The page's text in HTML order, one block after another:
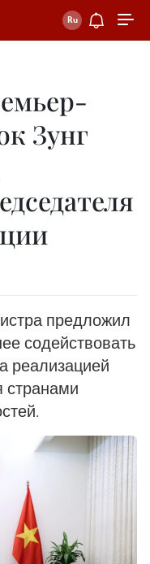
Зунг
предложил
содействовать
реализацией
странами